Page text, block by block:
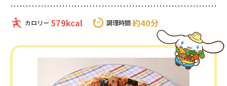
カロリー 579kcal 調理時間 約40分